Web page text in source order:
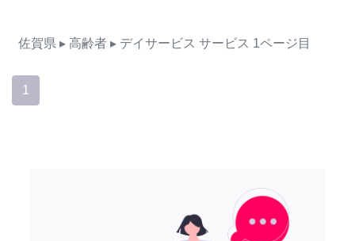
佐賀県 ▸ 高齢者 ▸ デイサービス サービス 1ページ目
1